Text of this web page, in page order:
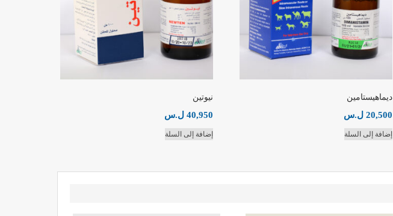
ديماهيستامين
20,500 ل.س
إضافة إلى السلة
نيوتين
40,950 ل.س
إضافة إلى السلة